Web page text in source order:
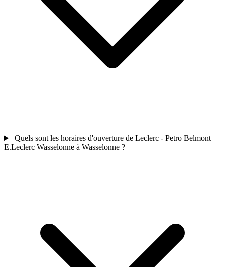
Quels sont les horaires d'ouverture de Leclerc - Petro Belmont
E.Leclerc Wasselonne à Wasselonne ?